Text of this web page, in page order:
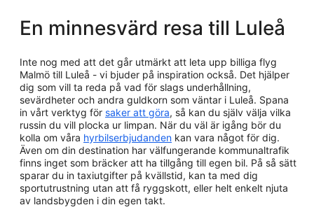
En minnesvärd resa till Luleå
Inte nog med att det går utmärkt att leta upp billiga flyg
Malmö till Luleå - vi bjuder på inspiration också. Det hjälper
dig som vill ta reda på vad för slags underhållning,
sevärdheter och andra guldkorn som väntar i Luleå. Spana
in vårt verktyg för saker att göra, så kan du själv välja vilka
russin du vill plocka ur limpan. När du väl är igång bör du
kolla om våra hyrbilserbjudanden kan vara något för dig.
Även om din destination har välfungerande kommunaltrafik
finns inget som bräcker att ha tillgång till egen bil. På så sätt
sparar du in taxiutgifter på kvällstid, kan ta med dig
sportutrustning utan att få ryggskott, eller helt enkelt njuta
av landsbygden i din egen takt.